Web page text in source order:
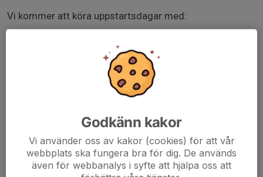
Vi kommer att köra uppstartsdagar med:
Tiderna är inte helt satta än. Det kommer bli minst två
Godkänn kakor
Vi använder oss av kakor (cookies) för att vår
webbplats ska fungera bra för dig. De används
även för webbanalys i syfte att hjälpa oss att